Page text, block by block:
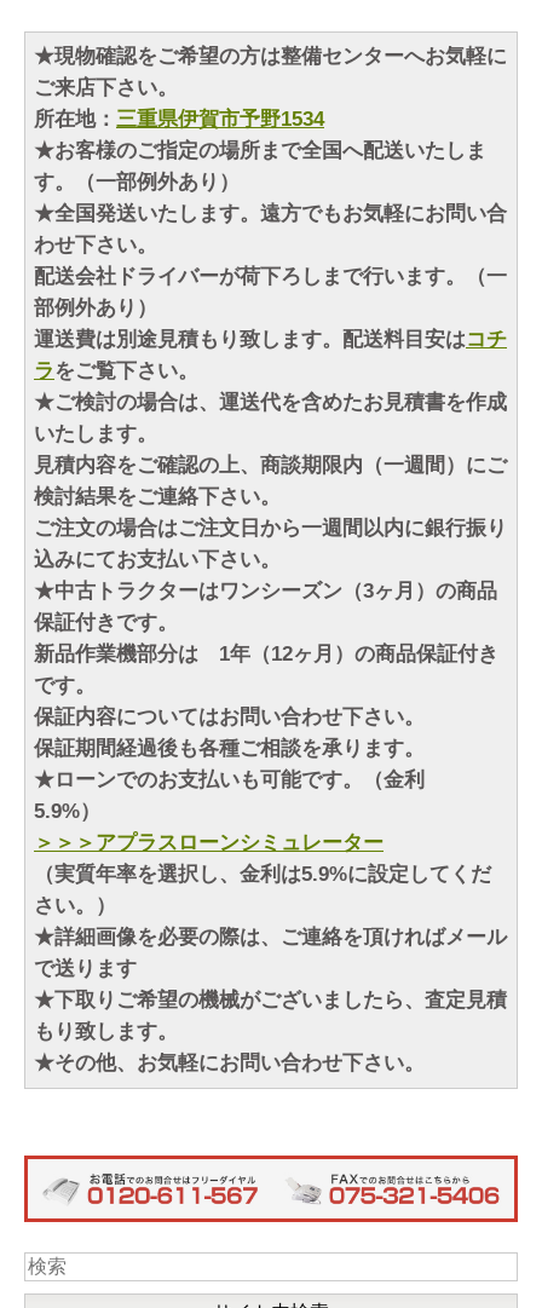
★現物確認をご希望の方は整備センターへお気軽に
ご来店下さい。
所在地： 三重県伊賀市予野1534
★お客様のご指定の場所まで全国へ配送いたしま
す。（一部例外あり）
★全国発送いたします。遠方でもお気軽にお問い合
わせ下さい。
配送会社ドライバーが荷下ろしまで行います。（一
部例外あり）
運送費は別途見積もり致します。配送料目安はコチ
ラをご覧下さい。
★ご検討の場合は、運送代を含めたお見積書を作成
いたします。
見積内容をご確認の上、商談期限内（一週間）にご
検討結果をご連絡下さい。
ご注文の場合はご注文日から一週間以内に銀行振り
込みにてお支払い下さい。
★中古トラクターはワンシーズン（3ヶ月）の商品
保証付きです。
新品作業機部分は 1年（12ヶ月）の商品保証付き
です。
保証内容についてはお問い合わせ下さい。
保証期間経過後も各種ご相談を承ります。
★ローンでのお支払いも可能です。（金利
5.9%）
＞＞＞アプラスローンシミュレーター
（実質年率を選択し、金利は5.9%に設定してくだ
さい。）
★詳細画像を必要の際は、ご連絡を頂ければメール
で送ります
★下取りご希望の機械がございましたら、査定見積
もり致します。
★その他、お気軽にお問い合わせ下さい。